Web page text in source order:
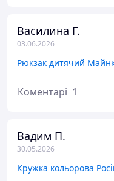
Василина Г.
03.06.2026
Коментарі 1
Вадим П.
30.05.2026